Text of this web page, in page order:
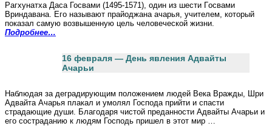
Рагхунатха Даса Госвами (1495-1571), oдин из шeсти Гoсвaми
Вриндaвaнa. Его называют прайоджана ачарья, учителем, который
показал самую возвышенную цель человеческой жизни.
Подробнее…
16 февраля — День явления Адвайты
Ачарьи
Наблюдая за деградирующим положением людей Века Вражды, Шри
Адвайта Ачарья плакал и умолял Господа прийти и спасти
страдающие души. Благодаря чистой преданности Адвайты Ачарьи и
его состраданию к людям Господь пришел в этот мир …